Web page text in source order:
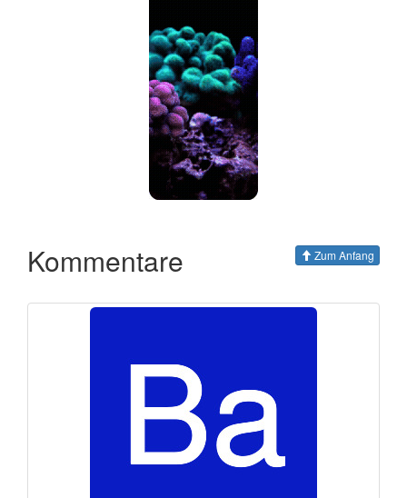
Kommentare Zum Anfang